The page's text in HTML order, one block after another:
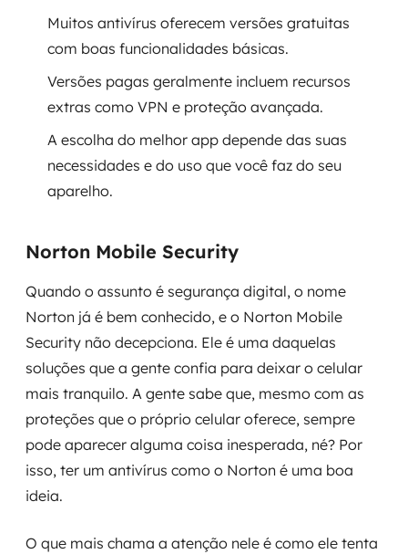
Sustentar operações com eficiência
SRE / DevOps
Monitoramento 24x7
Suporte a banco de dados
FinOps
Billing Cloud
Gestão de infraestrutura
Escalar com segurança
Pentest
DevSecOps
MSS
Consultoria de segurança
Muitos antivírus oferecem versões gratuitas
com boas funcionalidades básicas.
Versões pagas geralmente incluem recursos
extras como VPN e proteção avançada.
A escolha do melhor app depende das suas
necessidades e do uso que você faz do seu
aparelho.
Norton Mobile Security
Quando o assunto é segurança digital, o nome
Norton já é bem conhecido, e o Norton Mobile
Security não decepciona. Ele é uma daquelas
soluções que a gente confia para deixar o celular
mais tranquilo. A gente sabe que, mesmo com as
proteções que o próprio celular oferece, sempre
pode aparecer alguma coisa inesperada, né? Por
isso, ter um antivírus como o Norton é uma boa
ideia.
O que mais chama a atenção nele é como ele tenta